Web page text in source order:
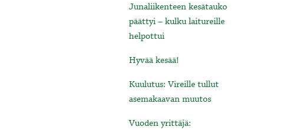
Junaliikenteen kesätauko
päättyi – kulku laitureille
helpottui
Hyvää kesää!
Kuulutus: Vireille tullut
asemakaavan muutos
Vuoden yrittäjä: